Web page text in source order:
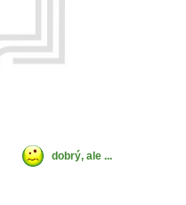
dobrý, ale ...